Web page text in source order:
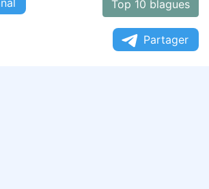
Top 10 blagues
Partager